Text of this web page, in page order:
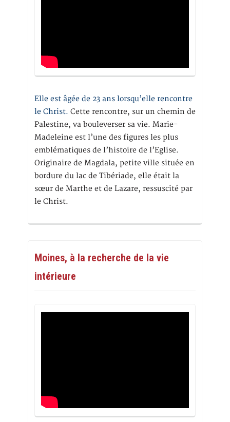
Elle est âgée de 23 ans lorsqu’elle rencontre
le Christ. Cette rencontre, sur un chemin de
Palestine, va bouleverser sa vie. Marie-
Madeleine est l’une des figures les plus
emblématiques de l’histoire de l’Eglise.
Originaire de Magdala, petite ville située en
bordure du lac de Tibériade, elle était la
sœur de Marthe et de Lazare, ressuscité par
le Christ.
Moines, à la recherche de la vie
intérieure